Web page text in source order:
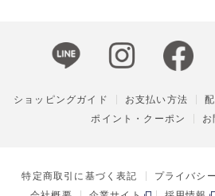
ショッピングガイド お支払い方法
ポイント・クーポン
お
特定商取引に基づく表記 プライバシ